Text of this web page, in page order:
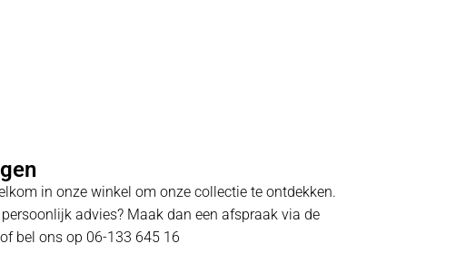
in onze winkel om onze collectie te ontdekken.
advies? Maak dan een afspraak via de
bel ons op 06-133 645 16